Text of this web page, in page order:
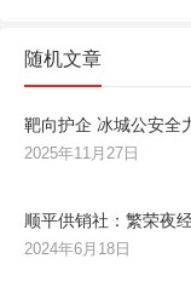
随机文章
靶向护企 冰城公安全
2025年11月27日
顺平供销社：繁荣夜
2024年6月18日